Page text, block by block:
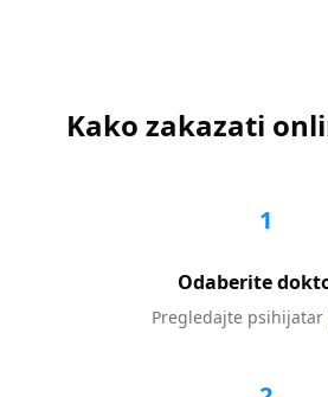
Kako zakazati
1
Odaberite
Pregledajte psihijatar